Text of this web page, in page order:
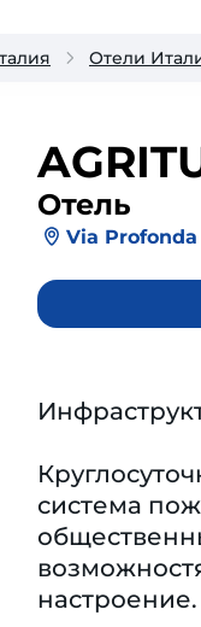
Отели
Отель
Via
система
настроение.